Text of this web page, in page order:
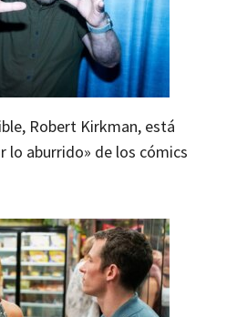
Robert Kirkman, está
lo aburrido» de los cómics